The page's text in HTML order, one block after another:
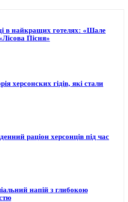
в найкращих готелях: «Шале
Пісня»
херсонских гідів, які стали
раціон херсонців під час
напій з глибокою